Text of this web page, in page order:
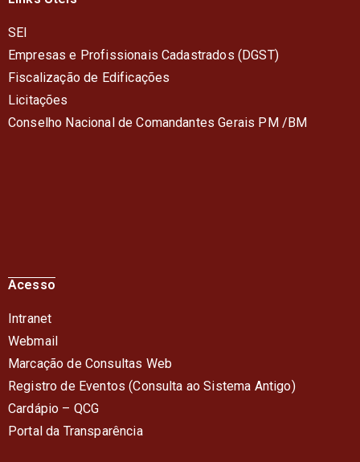
SEI
Empresas e Profissionais Cadastrados (DGST)
Fiscalização de Edificações
Licitações
Conselho Nacional de Comandantes Gerais PM /BM
Acesso
Intranet
Webmail
Marcação de Consultas Web
Registro de Eventos (Consulta ao Sistema Antigo)
Cardápio – QCG
Portal da Transparência